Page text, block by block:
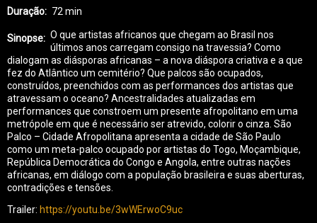
Duração
72 min
Sinopse
O que artistas africanos que chegam ao Brasil nos
últimos anos carregam consigo na travessia? Como
dialogam as diásporas africanas – a nova diáspora criativa e a que
fez do Atlântico um cemitério? Que palcos são ocupados,
construídos, preenchidos com as performances dos artistas que
atravessam o oceano? Ancestralidades atualizadas em
performances que constroem um presente afropolitano em uma
metrópole em que é necessário ser atrevido, colorir o cinza. São
Palco – Cidade Afropolitana apresenta a cidade de São Paulo
como um meta-palco ocupado por artistas do Togo, Moçambique,
República Democrática do Congo e Angola, entre outras nações
africanas, em diálogo com a população brasileira e suas aberturas,
contradições e tensões.
Trailer: https://youtu.be/3wWErwoC9uc